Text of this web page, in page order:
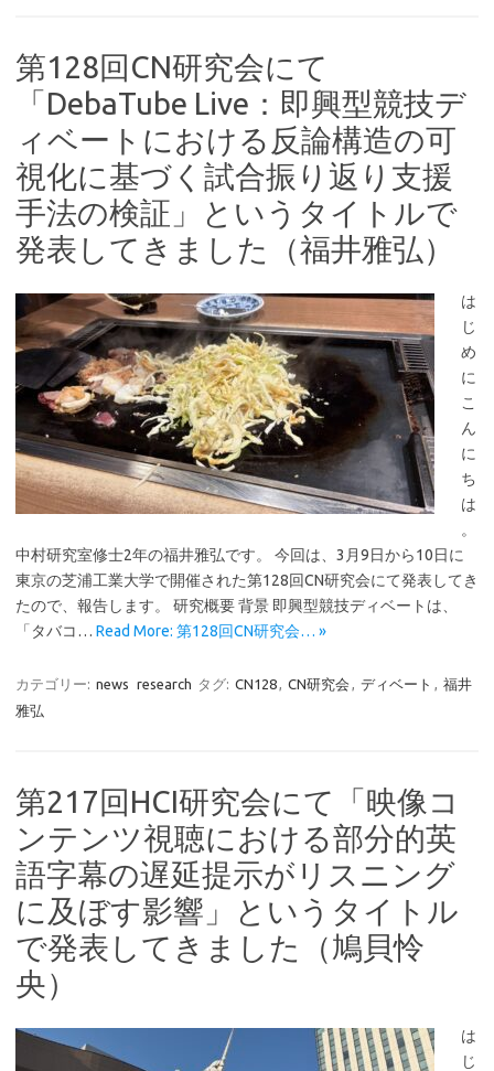
第128回CN研究会にて
「DebaTube Live：即興型競技デ
ィベートにおける反論構造の可
視化に基づく試合振り返り支援
手法の検証」というタイトルで
発表してきました（福井雅弘）
は
じ
め
に
こ
ん
に
ち
は
。
中村研究室修士2年の福井雅弘です。 今回は、3月9日から10日に
東京の芝浦工業大学で開催された第128回CN研究会にて発表してき
たので、報告します。 研究概要 背景 即興型競技ディベートは、
「タバコ… Read More: 第128回CN研究会… »
カテゴリー: news research タグ: CN128, CN研究会 , ディベート , 福井
雅弘
第217回HCI研究会にて「映像コ
ンテンツ視聴における部分的英
語字幕の遅延提示がリスニング
に及ぼす影響」というタイトル
で発表してきました（鳩貝怜
央）
は
じ